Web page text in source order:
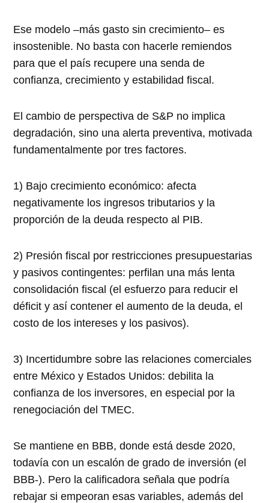
Ese modelo –más gasto sin crecimiento– es
insostenible. No basta con hacerle remiendos
para que el país recupere una senda de
confianza, crecimiento y estabilidad fiscal.
El cambio de perspectiva de S&P no implica
degradación, sino una alerta preventiva, motivada
fundamentalmente por tres factores.
1) Bajo crecimiento económico: afecta
negativamente los ingresos tributarios y la
proporción de la deuda respecto al PIB.
2) Presión fiscal por restricciones presupuestarias
y pasivos contingentes: perfilan una más lenta
consolidación fiscal (el esfuerzo para reducir el
déficit y así contener el aumento de la deuda, el
costo de los intereses y los pasivos).
3) Incertidumbre sobre las relaciones comerciales
entre México y Estados Unidos: debilita la
confianza de los inversores, en especial por la
renegociación del TMEC.
Se mantiene en BBB, donde está desde 2020,
todavía con un escalón de grado de inversión (el
BBB-). Pero la calificadora señala que podría
rebajar si empeoran esas variables, además del